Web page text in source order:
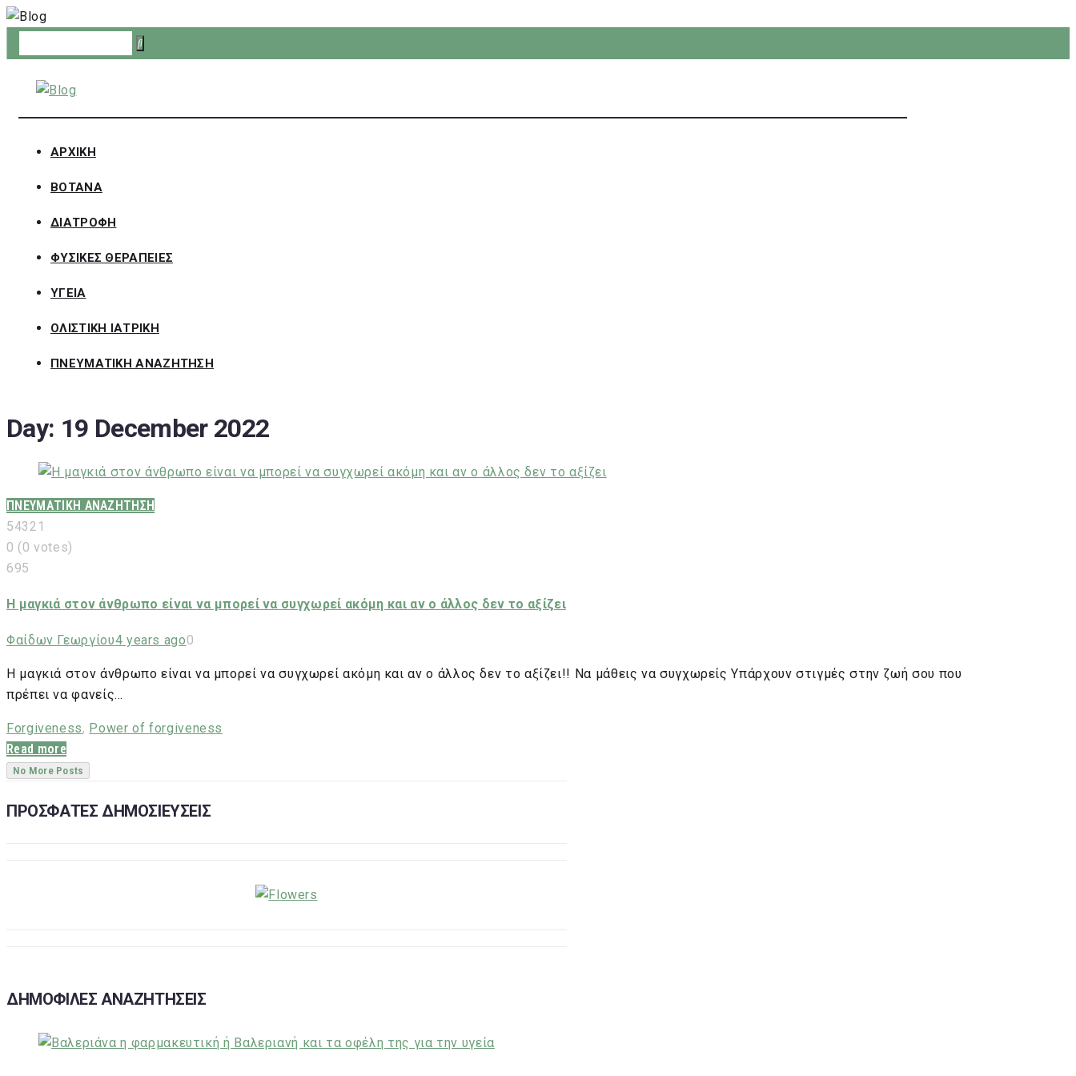
Skip
to
content
ΑΡΧΙΚΗ
ΒΟΤΑΝΑ
ΔΙΑΤΡΟΦΗ
ΦΥΣΙΚΕΣ ΘΕΡΑΠΕΙΕΣ
ΥΓΕΙΑ
ΟΛΙΣΤΙΚΗ ΙΑΤΡΙΚΗ
ΠΝΕΥΜΑΤΙΚΗ ΑΝΑΖΗΤΗΣΗ
Day: 19 December 2022
ΠΝΕΥΜΑΤΙΚΗ ΑΝΑΖΗΤΗΣΗ
543 2 1
0 (0 votes)
695
Η μαγκιά στον άνθρωπο είναι να μπορεί να συγχωρεί ακόμη και αν ο άλλος δεν το αξίζει
Φαίδων Γεωργίου4 years ago0
Η μαγκιά στον άνθρωπο είναι να μπορεί να συγχωρεί ακόμη και αν ο άλλος δεν το αξίζει!! Να μάθεις να συγχωρείς Υπάρχουν στιγμές στην ζωή σου που
πρέπει να φανείς…
Forgiveness, Power of forgiveness
Read more
No More Posts
ΠΡΟΣΦΑΤΕΣ ΔΗΜΟΣΙΕΥΣΕΙΣ
ΔΗΜΟΦΙΛΕΣ ΑΝΑΖΗΤΗΣΕΙΣ